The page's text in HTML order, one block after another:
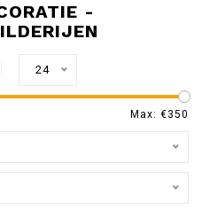
-
24
Max: €350